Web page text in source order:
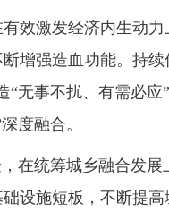
激发经济内生动力
增强造血功能。持
“无事不扰、有需必
度融合。
统筹城乡融合发展
设施短板，不断提